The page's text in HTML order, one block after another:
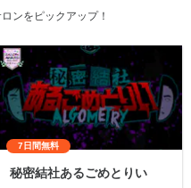
ンをピックアップ！
7日間無料
秘密結社あるごめとりい